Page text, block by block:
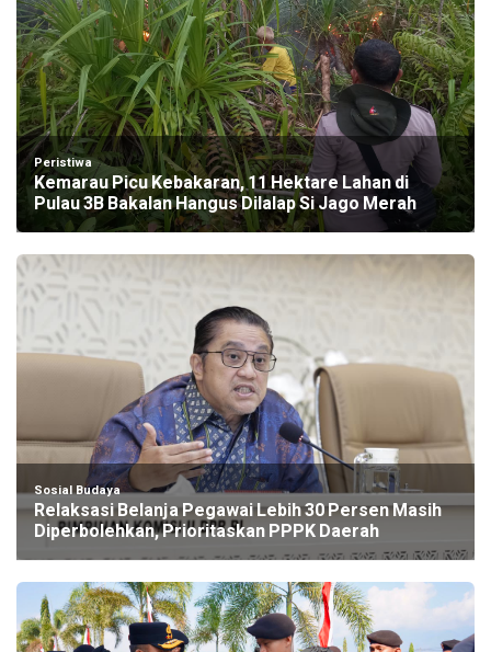
Peristiwa
Kemarau Picu Kebakaran, 11 Hektare Lahan di
Pulau 3B Bakalan Hangus Dilalap Si Jago Merah
Sosial Budaya
Relaksasi Belanja Pegawai Lebih 30 Persen Masih
Diperbolehkan, Prioritaskan PPPK Daerah